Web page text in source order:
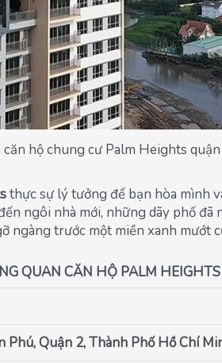
căn hộ chung cư Palm Heights
thực sự lý tưởng để bạn hòa mình
ngôi nhà mới, những dãy phố
ngàng trước một miền xanh mướt
QUAN CĂN HỘ PALM
Phú, Quận 2, Thành Phố Hồ Chí